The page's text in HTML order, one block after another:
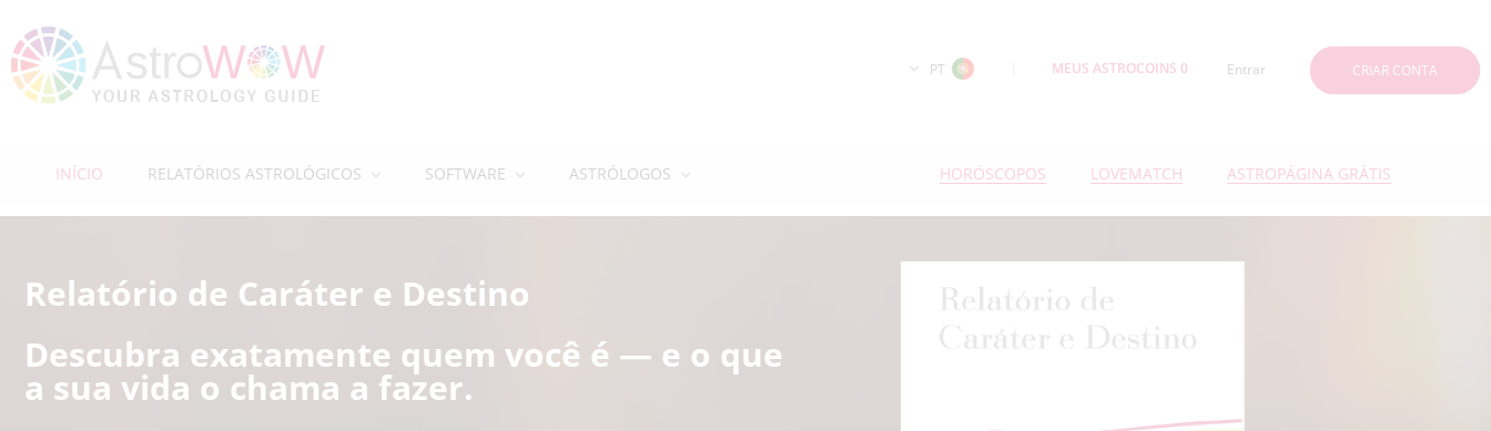
PT MEUS ASTROCOINS 0 Entrar CRIAR CONTA
INÍCIO RELATÓRIOS ASTROLÓGICOS SOFTWARE ASTRÓLOGOS HORÓSCOPOS LOVEMATCH ASTROPÁGINA GRÁTIS
Relatório de Caráter e Destino
Descubra exatamente quem você é — e o que
a sua vida o chama a fazer.